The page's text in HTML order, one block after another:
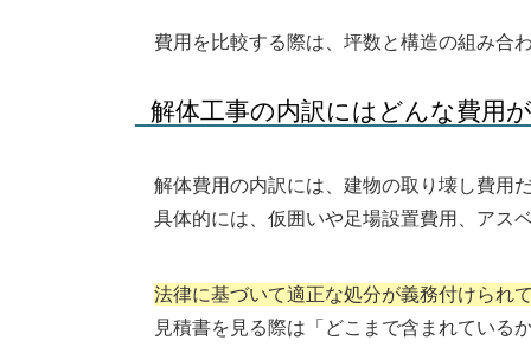
費用を比較する際は、坪数と構造の組み合
解体工事の内訳にはどんな費用
解体費用の内訳には、建物の取り壊し費用
具体的には、仮囲いや足場設置費用、アス
法律に基づいて適正な処分が義務付けられ
見積書を見る際は「どこまで含まれている